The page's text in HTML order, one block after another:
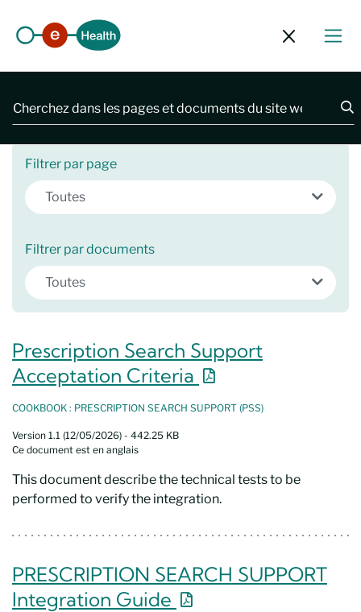
Fermer le
2481 résultats
Filtrer par page
Toutes
Filtrer par documents
Toutes
Prescription Search Support
Acceptation Criteria Nouvelle fenêtre
COOKBOOK : PRESCRIPTION SEARCH SUPPORT (PSS)
Version 1.1 (12/05/2026) - 442.25 KB
Ce document est en anglais
This document describe the technical tests to be
performed to verify the integration.
PRESCRIPTION SEARCH SUPPORT
Integration Guide Nouvelle fenêtre